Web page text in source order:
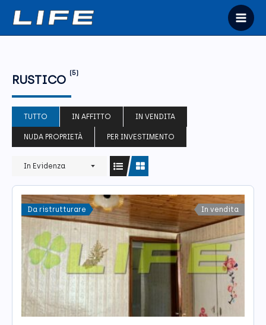
contenuto
RUSTICO (5)
TUTTO IN AFFITTO IN VENDITA
NUDA PROPRIETÀ PER INVESTIMENTO
In Evidenza
Da ristrutturare In vendita